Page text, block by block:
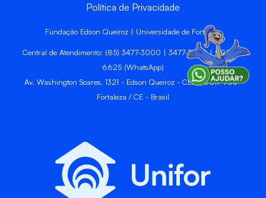
Política de Privacidade
Fundação Edson Queiroz | Universidade de Fortaleza
Central de Atendimento: (85) 3477-3000 | 3477-3400 | 99246-
6625 (WhatsApp)
Av. Washington Soares, 1321 - Edson Queiroz - CEP 60811-905 -
Fortaleza / CE - Brasil